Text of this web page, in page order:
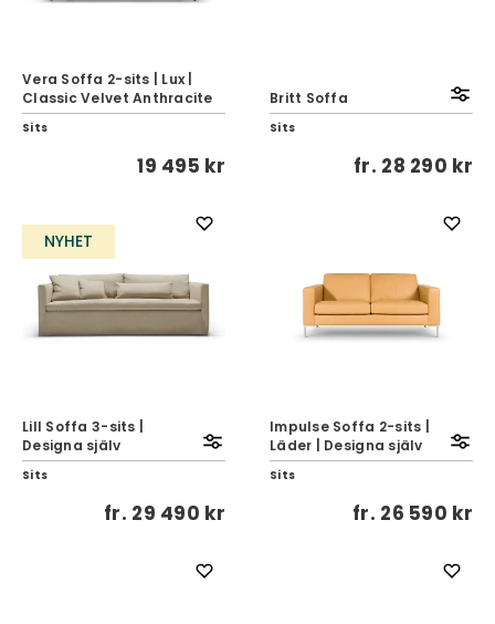
Vera Soffa 2-sits | Lux |
Classic Velvet Anthracite
Sits
19 495 kr
Britt Soffa
Sits
fr. 28 290 kr
NYHET
Lill Soffa 3-sits |
Designa själv
Sits
fr. 29 490 kr
Impulse Soffa 2-sits |
Läder | Designa själv
Sits
fr. 26 590 kr